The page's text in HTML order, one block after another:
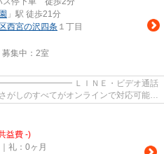
」駅 徒歩21分
西宮の沢四条 １丁目
集中： 2室
ＬＩＮＥ・ビデオ通話
がしのすべてがオンラインで対応可能ー
益費 -)
礼：0ヶ月